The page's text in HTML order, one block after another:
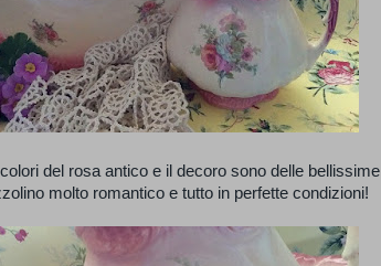
del rosa antico e il decoro sono delle bellissime
molto romantico e tutto in perfette condizioni!